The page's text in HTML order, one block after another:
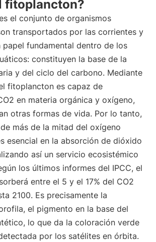
fitoplancton?
el conjunto de organismos
transportados por las corrientes y
papel fundamental dentro de los
constituyen la base de la
y del ciclo del carbono. Mediante
fitoplancton es capaz de
en materia orgánica y oxígeno,
otras formas de vida. Por lo tanto,
más de la mitad del oxígeno
esencial en la absorción de dióxido
así un servicio ecosistémico
los últimos informes del IPCC, el
entre el 5 y el 17% del CO2
2100. Es precisamente la
el pigmento en la base del
lo que da la coloración verde
por los satélites en órbita.